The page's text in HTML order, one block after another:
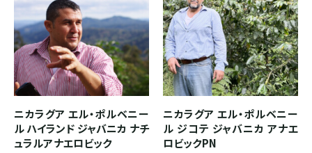
ニカラグア エル・ポルベニー
ル ハイランド ジャバニカ ナチ
ュラルアナエロビック
ニカラグア エル・ポルベニー
ル ジコテ ジャバニカ アナエ
ロビックPN
SOUTH AMERICA
ブラジル
コロンビア
エクアドル